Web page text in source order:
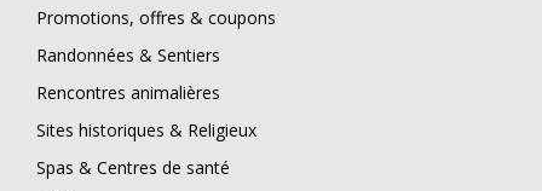
Promotions, offres & coupons
Randonnées & Sentiers
Rencontres animalières
Sites historiques & Religieux
Spas & Centres de santé